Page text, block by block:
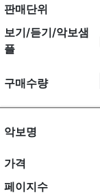
판매단위
보기/듣기/악보샘
플
구매수량
악보명
가격
페이지수